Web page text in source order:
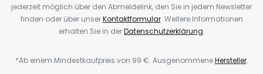
jederzeit möglich über den Abmeldelink, den Sie in jedem Newsletter
finden oder über unserKontaktformular. Weitere Informationen
erhalten Sie in derDatenschutzerklärung.
*Ab einem Mindestkaufpreis von 99 €. AusgenommeneHersteller.